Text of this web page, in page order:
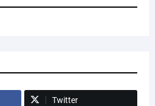
Twitter